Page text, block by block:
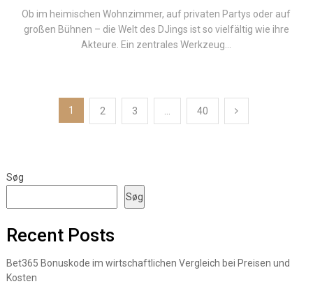
Ob im heimischen Wohnzimmer, auf privaten Partys oder auf
großen Bühnen – die Welt des DJings ist so vielfältig wie ihre
Akteure. Ein zentrales Werkzeug...
Indlægsinddeling
1 2 3 40
Søg
Søg
Recent Posts
Bet365 Bonuskode im wirtschaftlichen Vergleich bei Preisen und
Kosten